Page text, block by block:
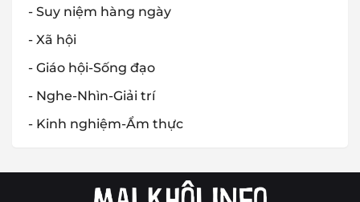
- Suy niệm hàng ngày
- Xã hội
- Giáo hội-Sống đạo
- Nghe-Nhìn-Giải trí
- Kinh nghiệm-Ẩm thực